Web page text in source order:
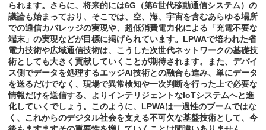
られます。さらに、将来的には6G（第6世代移動通信システム）の
議論も始まっており、そこでは、空、海、宇宙を含むあらゆる場所
での通信カバレッジの実現や、超低消費電力化による「充電不要な
端末」の実現などが目標に掲げられています。LPWAで培われた省
電力技術や広域通信技術は、こうした次世代ネットワークの基礎技
術としても大きく貢献していくことが期待されます。また、デバイ
ス側でデータを処理するエッジAI技術との融合も進み、単にデータ
を送るだけでなく、現場で異常検知や一次判断を行った上で必要な
情報だけを送信する、よりインテリジェントなIoTシステムへと進
化していくでしょう。このように、LPWAは一過性のブームではな
く、これからのデジタル社会を支える不可欠な基盤技術として、今